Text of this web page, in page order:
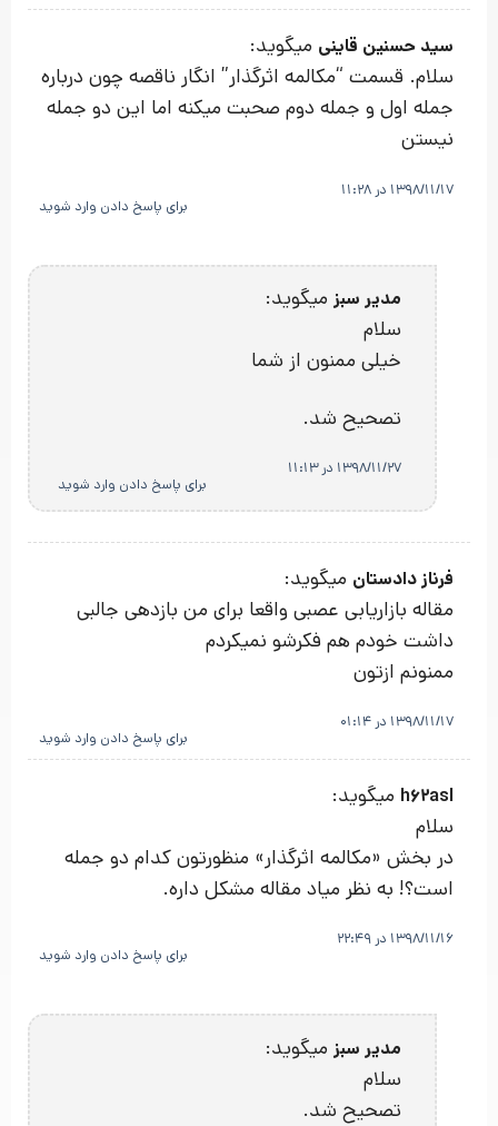
سید حسنین قاینی میگوید:
سلام. قسمت “مکالمه اثرگذار” انگار ناقصه چون درباره
جمله اول و جمله دوم صحبت میکنه اما این دو جمله
نیستن
1398/11/17 در 11:28
برای پاسخ دادن وارد شوید
مدیر سبز میگوید:
سلام
خیلی ممنون از شما
تصحیح شد.
1398/11/27 در 11:13
برای پاسخ دادن وارد شوید
فرناز دادستان میگوید:
مقاله بازاریابی عصبی واقعا برای من بازدهی جالبی
داشت خودم هم فکرشو نمیکردم
ممنونم ازتون
1398/11/17 در 01:14
برای پاسخ دادن وارد شوید
h62asl میگوید:
سلام
در بخش «مکالمه اثرگذار» منظورتون کدام دو جمله
است؟! به نظر میاد مقاله مشکل داره.
1398/11/16 در 22:49
برای پاسخ دادن وارد شوید
مدیر سبز میگوید:
سلام
تصحیح شد.